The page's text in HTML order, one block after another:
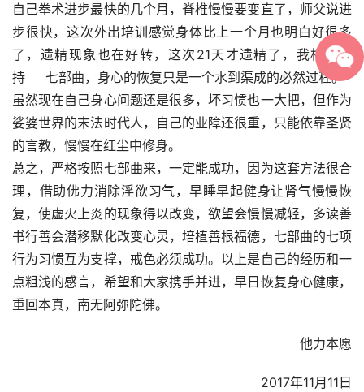
自己拳术进步最快的几个月，脊椎慢慢要变直了，师父说进
步很快，这次外出培训感觉身体比上一个月也明白好很多
了，遗精现象也在好转，这次21天才遗精了，我相信坚
持     七部曲，身心的恢复只是一个水到渠成的必然过程。
虽然现在自己身心问题还是很多，坏习惯也一大把，但作为
娑婆世界的末法时代人，自己的业障还很重，只能依靠圣贤
的言教，慢慢在红尘中修身。
总之，严格按照七部曲来，一定能成功，因为这套方法很合
理，借助佛力消除淫欲习气，早睡早起健身让肾气慢慢恢
复，使虚火上炎的现象得以改变，欲望会慢慢减轻，多读善
书行善会潜移默化改变心灵，培植善根福德，七部曲的七项
行为习惯互为支撑，戒色必须成功。以上是自己的经历和一
点粗浅的感言，希望和大家携手并进，早日恢复身心健康，
重回本真，南无阿弥陀佛。
他力本愿
2017年11月11日